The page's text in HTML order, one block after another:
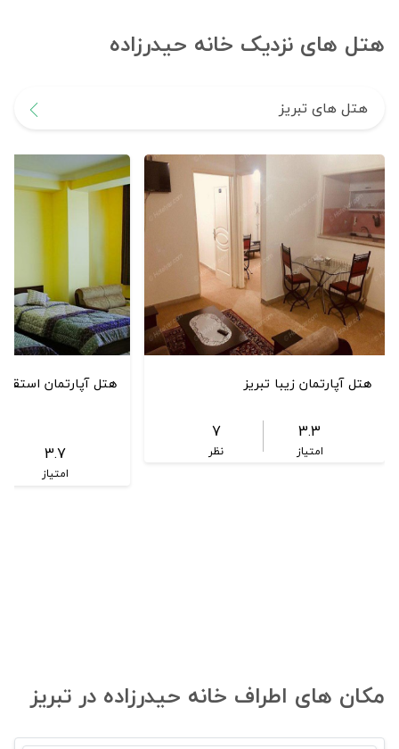
هتل های نزدیک خانه حیدرزاده
هتل های تبریز
هتل آپارتمان زیبا تبریز
3.3
امتیاز
7
نظر
هتل آپارتمان
3.7
امتیاز
مکان های اطراف خانه حیدرزاده در تبریز